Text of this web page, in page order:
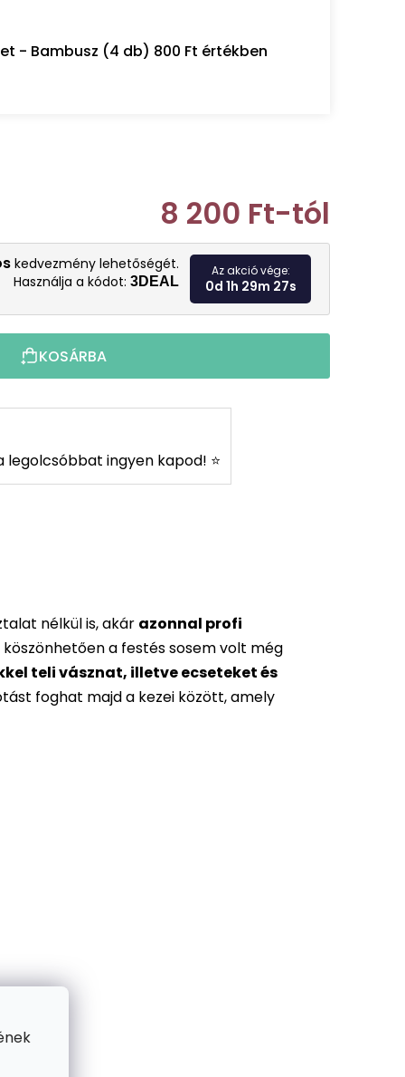
- Bambusz (4 db) 800 Ft értékben
8 200 Ft-tól
Egységár:
kedvezmény lehetőségét.
Használja a kódot: 3DEAL
Az akció vége:
0d 1h 29m 26s
KOSÁRBA
legolcsóbbat ingyen kapod! ⭐
nélkül is, akár azonnal profi
a festés sosem volt még
teli vásznat, illetve ecseteket és
foghat majd a kezei között, amely